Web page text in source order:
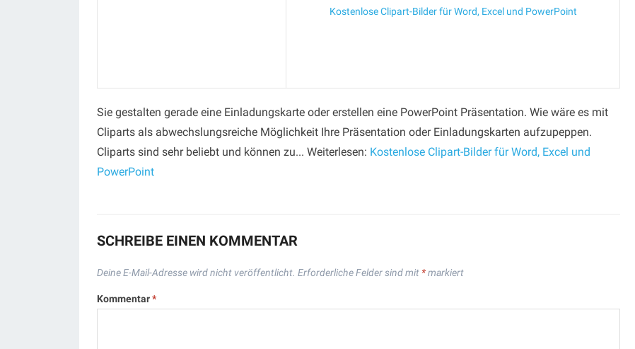
Kostenlose Clipart-Bilder für Word, Excel und PowerPoint
Sie gestalten gerade eine Einladungskarte oder erstellen eine PowerPoint Präsentation. Wie wäre es mit
Cliparts als abwechslungsreiche Möglichkeit Ihre Präsentation oder Einladungskarten aufzupeppen.
Cliparts sind sehr beliebt und können zu... Weiterlesen: Kostenlose Clipart-Bilder für Word, Excel und
PowerPoint
SCHREIBE EINEN KOMMENTAR
Deine E-Mail-Adresse wird nicht veröffentlicht. Erforderliche Felder sind mit *markiert
Kommentar*